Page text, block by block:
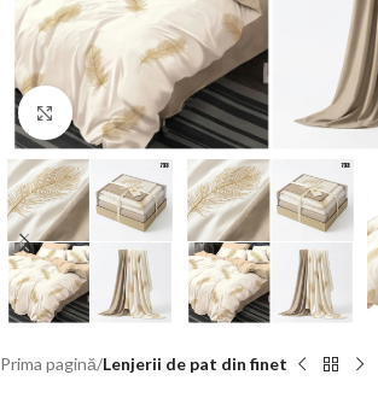
Click to enlarge
Prima pagină Lenjerii de pat din finet